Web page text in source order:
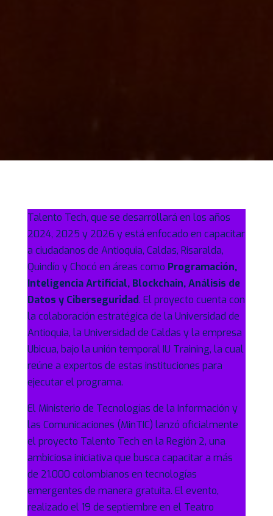
Talento Tech, que se desarrollará en los años
2024, 2025 y 2026 y está enfocado en capacitar
a ciudadanos de Antioquia, Caldas, Risaralda,
Quindío y Chocó en áreas como Programación,
Inteligencia Artificial, Blockchain, Análisis de
Datos y Ciberseguridad. El proyecto cuenta con
la colaboración estratégica de la Universidad de
Antioquia, la Universidad de Caldas y la empresa
Ubicua, bajo la unión temporal IU Training, la cual
reúne a expertos de estas instituciones para
ejecutar el programa.
El Ministerio de Tecnologías de la Información y
las Comunicaciones (MinTIC) lanzó oficialmente
el proyecto Talento Tech en la Región 2, una
ambiciosa iniciativa que busca capacitar a más
de 21.000 colombianos en tecnologías
emergentes de manera gratuita. El evento,
realizado el 19 de septiembre en el Teatro